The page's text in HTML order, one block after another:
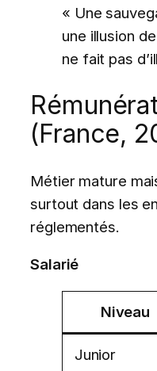
« Une
une illusion
ne fait pas
(France,
Métier mature
surtout dans les
réglementés.
Salarié
Niveau
Junior